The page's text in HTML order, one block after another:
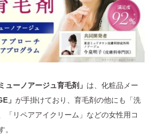
ミューノアージュ育毛剤」 は、化粧品メー
」 が手掛けており、育毛剤の他にも「洗
「リペアアイクリーム」などの女性用コ
。